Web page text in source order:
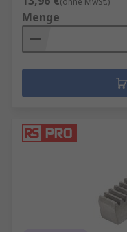
Menge